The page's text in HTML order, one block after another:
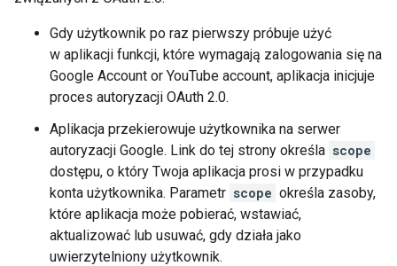
Gdy użytkownik po raz pierwszy próbuje użyć
w aplikacji funkcji, które wymagają zalogowania się na
Google Account or YouTube account, aplikacja inicjuje
proces autoryzacji OAuth 2.0.
Aplikacja przekierowuje użytkownika na serwer
autoryzacji Google. Link do tej strony określa scope
dostępu, o który Twoja aplikacja prosi w przypadku
konta użytkownika. Parametr scope określa zasoby,
które aplikacja może pobierać, wstawiać,
aktualizować lub usuwać, gdy działa jako
uwierzytelniony użytkownik.